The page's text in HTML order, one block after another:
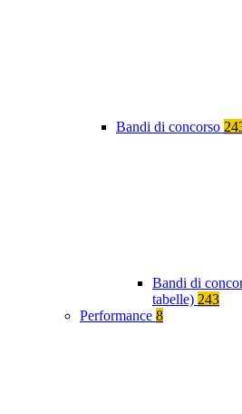
Bandi di concorso
Bandi di
tabelle) 243
Performance 8